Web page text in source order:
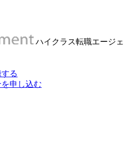
ハイクラス転職エージェ
る
申し込む